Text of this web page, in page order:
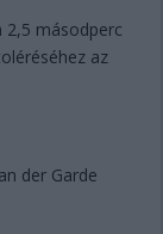
2,5 másodperc
az
der Garde